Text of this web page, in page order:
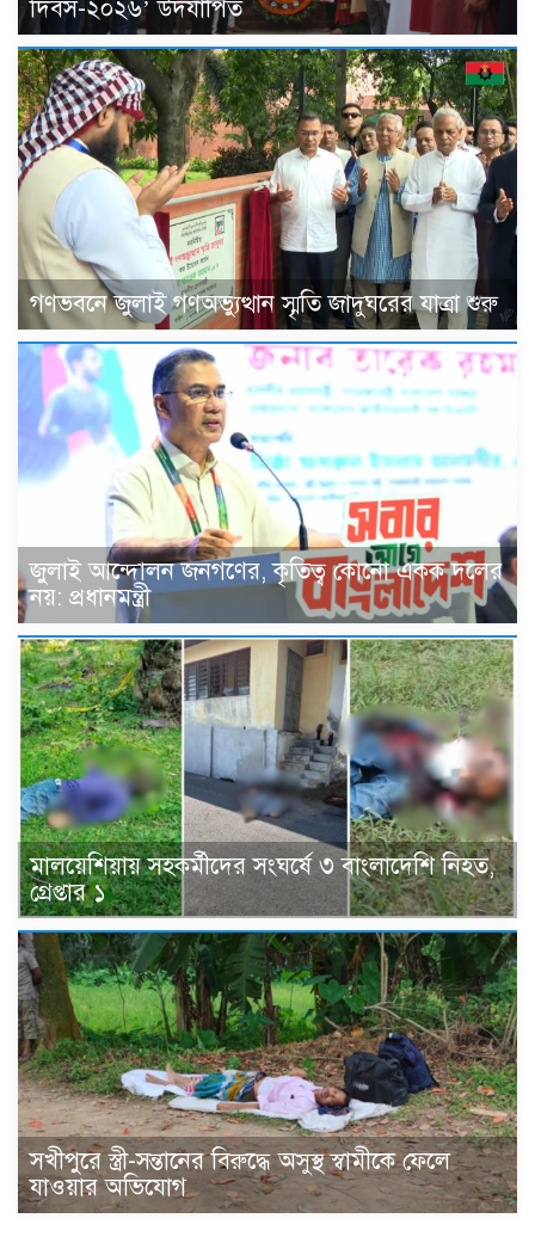
দিবস-২০২৬’ উদযাপিত
গণভবনে জুলাই গণঅভ্যুত্থান স্মৃতি জাদুঘরের যাত্রা শুরু
জুলাই আন্দোলন জনগণের, কৃতিত্ব কোনো একক দলের
নয়: প্রধানমন্ত্রী
মালয়েশিয়ায় সহকর্মীদের সংঘর্ষে ৩ বাংলাদেশি নিহত,
গ্রেপ্তার ১
সখীপুরে স্ত্রী-সন্তানের বিরুদ্ধে অসুস্থ স্বামীকে ফেলে
যাওয়ার অভিযোগ